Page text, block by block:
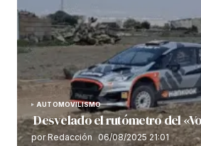
AUTOMOVILISMO
Desvelado el rutómetro del
por Redacción 06/08/2025 21:01